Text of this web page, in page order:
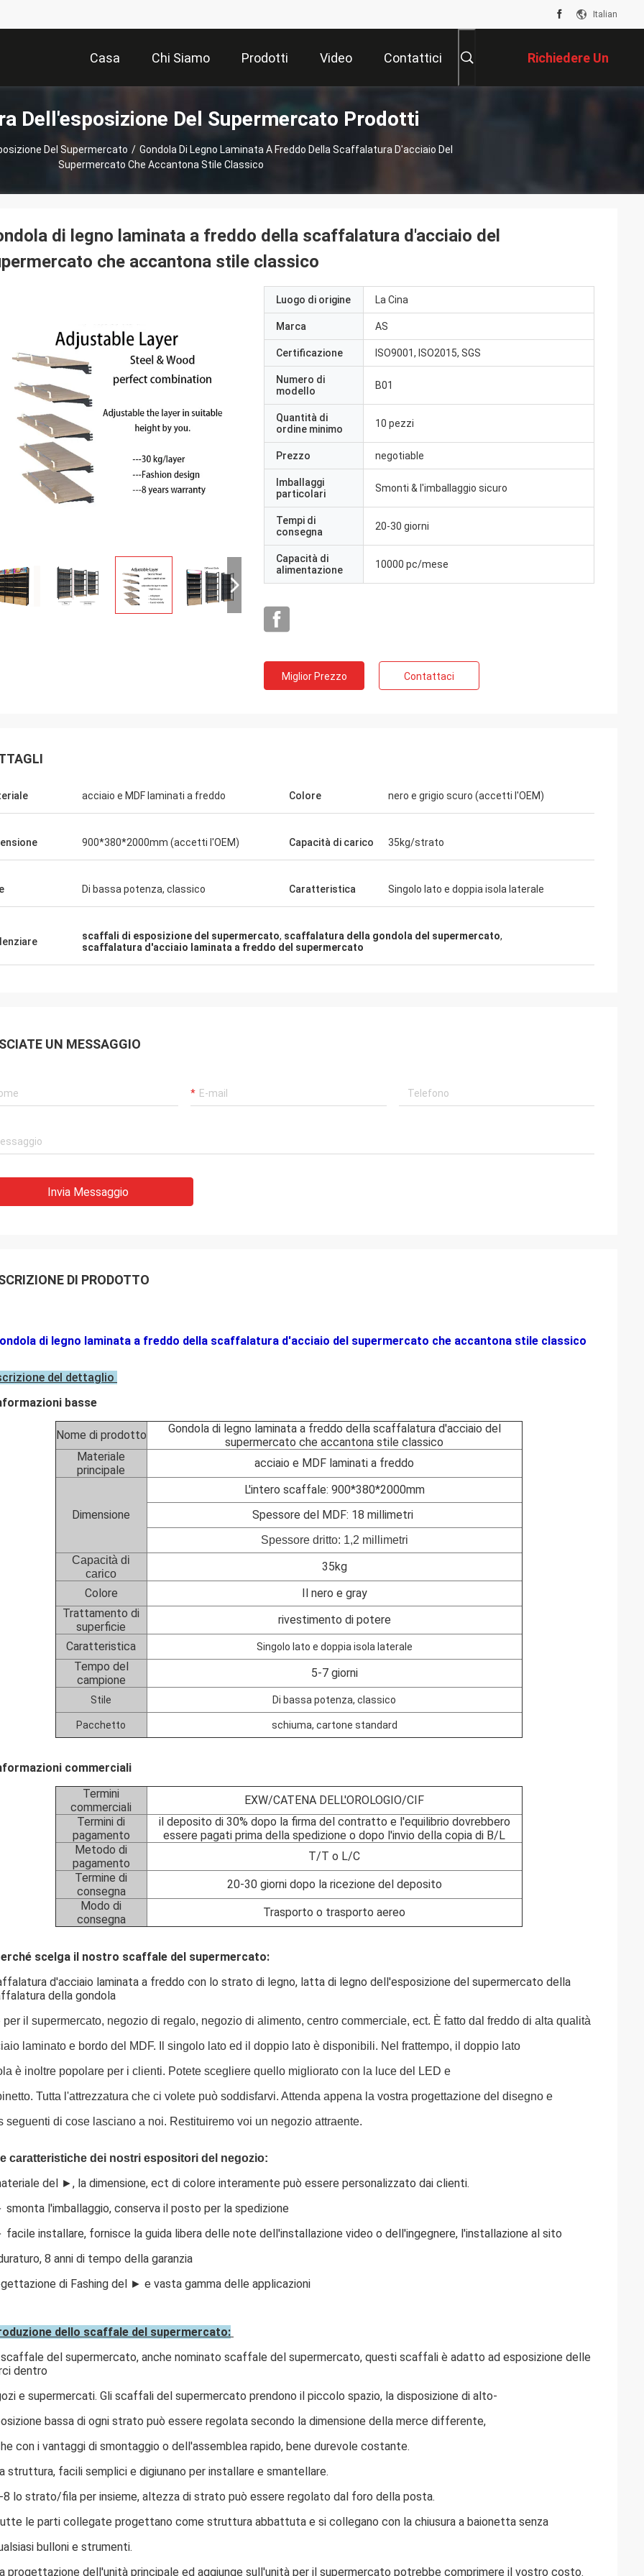
Italian
Casa Chi Siamo Prodotti Video Contattici Richiedere Un
Preventivo
Dell'esposizione Del Supermercato Prodotti
Del Supermercato / Gondola Di Legno Laminata A Freddo Della Scaffalatura D'acciaio Del
Supermercato Che Accantona Stile Classico
Fernando
mio magazzino dell'attrezzatura di sport
sport. Aiutimi a progettarlo più
Habeeb Rahman
elogiano il mio negozio di vestiti. È
soddisfatto
di legno laminata a freddo della scaffalatura d'acciaio del
che accantona stile classico
Luogo di origine La Cina
Marca AS
Certificazione ISO9001, ISO2015, SGS
Numero di
modello
B01
Quantità di
ordine minimo
10 pezzi
Prezzo negotiable
Imballaggi
particolari
Smonti & l'imballaggio sicuro
Tempi di
consegna
20-30 giorni
Capacità di
alimentazione
10000 pc/mese
Miglior Prezzo Contattaci
acciaio e MDF laminati a freddo Colore nero e grigio scuro (accetti l'OEM)
900*380*2000mm (accetti l'OEM) Capacità di carico 35kg/strato
Di bassa potenza, classico Caratteristica Singolo lato e doppia isola laterale
scaffali di esposizione del supermercato, scaffalatura della gondola del supermercato,
scaffalatura d'acciaio laminata a freddo del supermercato
UN MESSAGGIO
Invia Messaggio
DI PRODOTTO
di legno laminata a freddo della scaffalatura d'acciaio del supermercato che accantona stile classico
del dettaglio
basse
Nome di prodotto
Gondola di legno laminata a freddo della scaffalatura d'acciaio del
supermercato che accantona stile classico
Materiale
principale
acciaio e MDF laminati a freddo
Dimensione
L'intero scaffale: 900*380*2000mm
Spessore del MDF: 18 millimetri
Spessore dritto: 1,2 millimetri
Capacità di
carico
35kg
Colore
Il nero e gray
Trattamento di
superficie
rivestimento di potere
Caratteristica
Singolo lato e doppia isola laterale
Tempo del
campione
5-7 giorni
Stile Di bassa potenza, classico
Pacchetto schiuma, cartone standard
commerciali
Termini
commerciali
EXW/CATENA DELL'OROLOGIO/CIF
Termini di
pagamento
il deposito di 30% dopo la firma del contratto e l'equilibrio dovrebbero
essere pagati prima della spedizione o dopo l'invio della copia di B/L
Metodo di
pagamento
T/T o L/C
Termine di
consegna
20-30 giorni dopo la ricezione del deposito
Modo di
consegna
Trasporto o trasporto aereo
scelga il nostro scaffale del supermercato:
d'acciaio laminata a freddo con lo strato di legno, latta di legno dell'esposizione del supermercato della
della gondola
per il supermercato, negozio di regalo, negozio di alimento, centro commerciale, ect. È fatto dal freddo di alta qualità
laminato e bordo del MDF. Il singolo lato ed il doppio lato è disponibili. Nel frattempo, il doppio lato
è inoltre popolare per i clienti. Potete scegliere quello migliorato con la luce del LED e
Tutta l'attrezzatura che ci volete può soddisfarvi. Attenda appena la vostra progettazione del disegno e
seguenti di cose lasciano a noi. Restituiremo voi un negozio attraente.
caratteristiche dei nostri espositori del negozio:
del ►, la dimensione, ect di colore interamente può essere personalizzato dai clienti.
l'imballaggio, conserva il posto per la spedizione
installare, fornisce la guida libera delle note dell'installazione video o dell'ingegnere, l'installazione al sito
8 anni di tempo della garanzia
di Fashing del ► e vasta gamma delle applicazioni
dello scaffale del supermercato:
del supermercato, anche nominato scaffale del supermercato, questi scaffali è adatto ad esposizione delle
dentro
e supermercati. Gli scaffali del supermercato prendono il piccolo spazio, la disposizione di alto-
bassa di ogni strato può essere regolata secondo la dimensione della merce differente,
con i vantaggi di smontaggio o dell'assemblea rapido, bene durevole costante.
struttura, facili semplici e digiunano per installare e smantellare.
8 lo strato/fila per insieme, altezza di strato può essere regolato dal foro della posta.
le parti collegate progettano come struttura abbattuta e si collegano con la chiusura a baionetta senza
bulloni e strumenti.
progettazione dell'unità principale ed aggiunge sull'unità per il supermercato potrebbe comprimere il vostro costo.